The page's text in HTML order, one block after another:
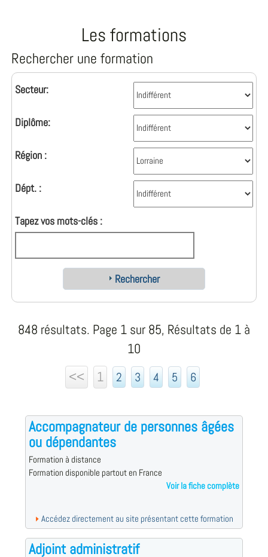
Les formations
Rechercher une formation
Secteur:
Diplôme:
Région :
Dépt. :
Tapez vos mots-clés :
Rechercher
848 résultats. Page 1 sur 85, Résultats de 1 à
10
<<
1 2 3 4 5 6
Accompagnateur de personnes âgées
ou dépendantes
Formation à distance
Formation disponible partout en France
Voir la fiche complète
Accédez directement au site présentant cette formation
Adjoint administratif